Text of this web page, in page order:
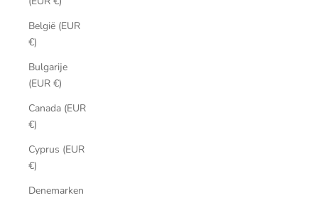
België (EUR
€)
Bulgarije
(EUR €)
Canada (EUR
€)
Cyprus (EUR
€)
Denemarken